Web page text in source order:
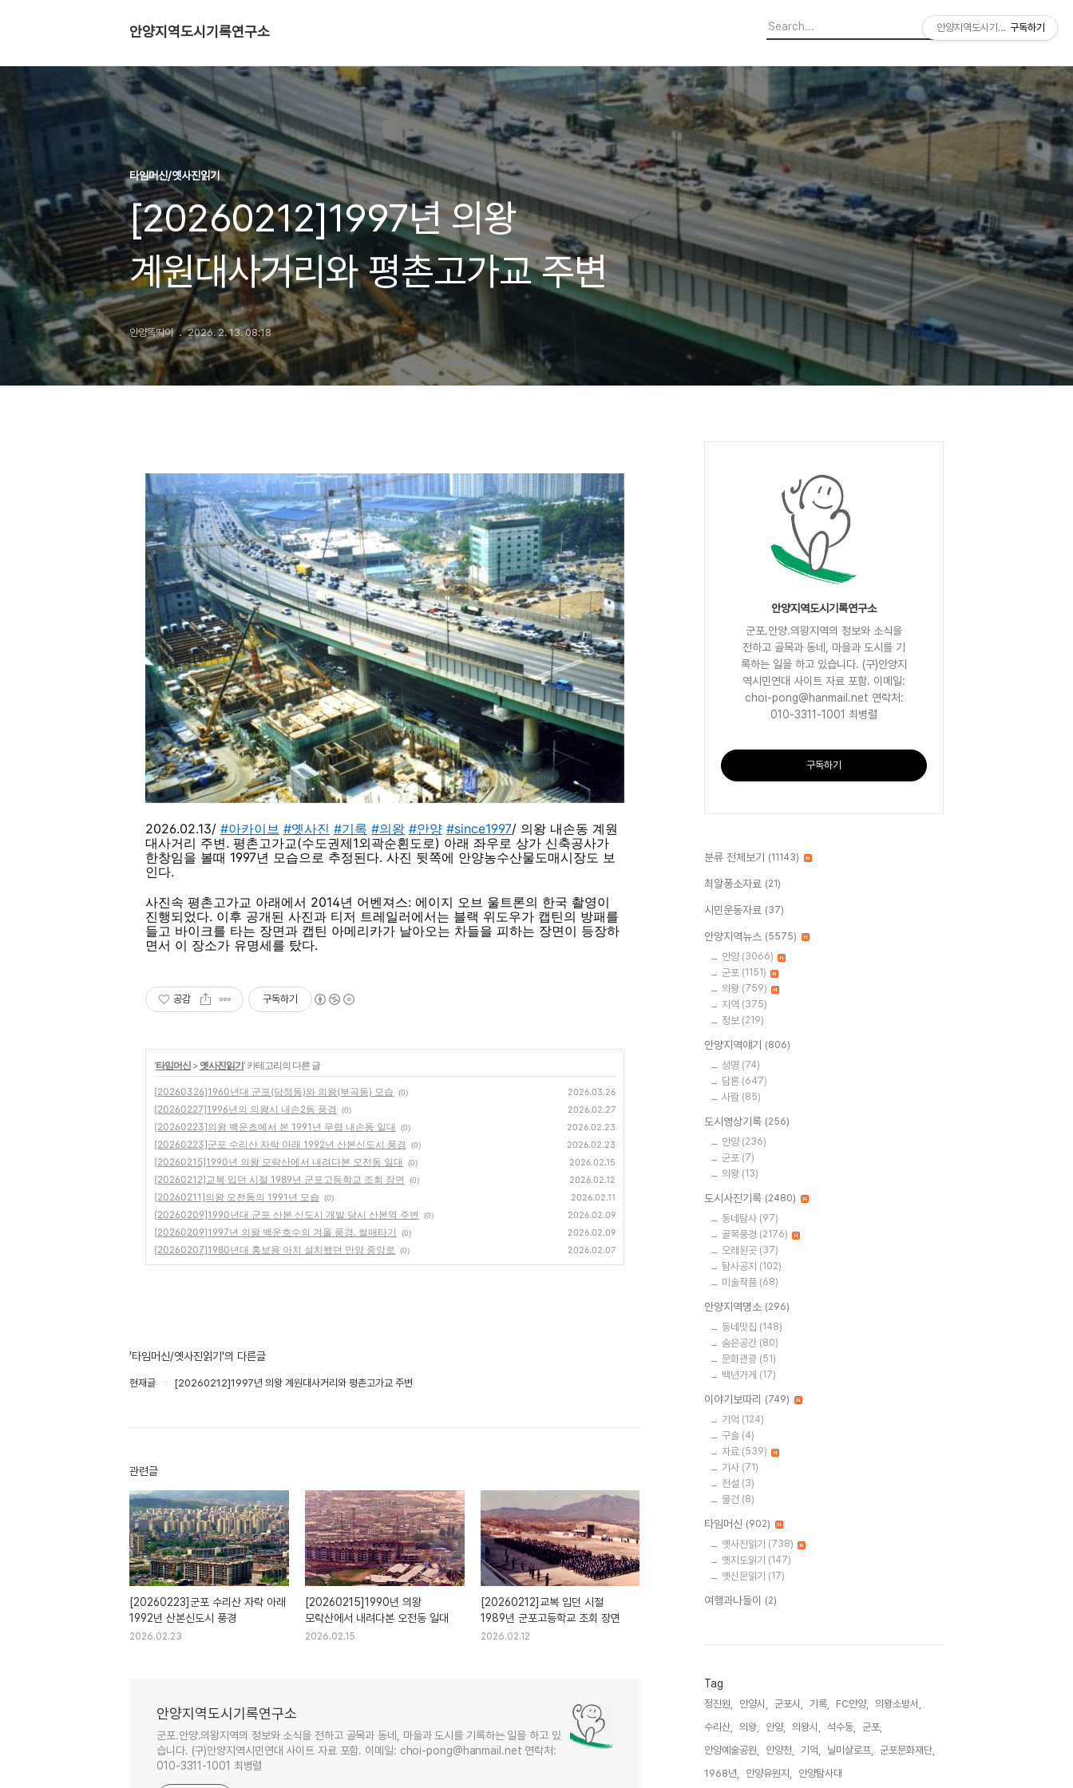
안양지역도시기록연구소
타임머신/옛사진읽기
[20260212]1997년 의왕
계원대사거리와 평촌고가교 주변
안양똑딱이 2026. 2. 13. 08:18
2026.02.13/ #아카이브 #옛사진 #기록 #의왕 #안양 #since1997/ 의왕 내손동 계원
대사거리 주변. 평촌고가교(수도권제1외곽순횐도로) 아래 좌우로 상가 신축공사가
한창임을 볼때 1997년 모습으로 추정된다. 사진 뒷쪽에 안양농수산물도매시장도 보
인다.
사진속 평촌고가교 아래에서 2014년 어벤져스: 에이지 오브 울트론의 한국 촬영이
진행되었다. 이후 공개된 사진과 티저 트레일러에서는 블랙 위도우가 캡틴의 방패를
들고 바이크를 타는 장면과 캡틴 아메리카가 날아오는 차들을 피하는 장면이 등장하
면서 이 장소가 유명세를 탔다.
공감 구독하기
'타임머신 > 옛사진읽기' 카테고리의 다른 글
[20260326]1960년대 군포(당정동)와 의왕(부곡동) 모습 (0) 2026.03.26
[20260227]1996년의 의왕시 내손2동 풍경 (0) 2026.02.27
[20260223]의왕 백운초에서 본 1991년 무렵 내손동 일대 (0) 2026.02.23
[20260223]군포 수리산 자락 아래 1992년 산본신도시 풍경 (0) 2026.02.23
[20260215]1990년 의왕 모락산에서 내려다본 오전동 일대 (0) 2026.02.15
[20260212]교복 입던 시절 1989년 군포고등학교 조회 장면 (0) 2026.02.12
[20260211]의왕 오전동의 1991년 모습 (0) 2026.02.11
[20260209]1990년대 군포 산본 신도시 개발 당시 산본역 주변 (0) 2026.02.09
[20260209]1997년 의왕 백운호수의 겨울 풍경. 썰매타기 (0) 2026.02.09
[20260207]1980년대 홍보용 아치 설치됐던 안양 중앙로 (0) 2026.02.07
'타임머신/옛사진읽기'의 다른글
현재글 [20260212]1997년 의왕 계원대사거리와 평촌고가교 주변
관련글
[20260223]군포 수리산 자락 아래
1992년 산본신도시 풍경
2026.02.23
[20260215]1990년 의왕
모락산에서 내려다본 오전동 일대
2026.02.15
[20260212]교복 입던 시절
1989년 군포고등학교 조회 장면
2026.02.12
안양지역도시기록연구소
군포.안양.의왕지역의 정보와 소식을 전하고 골목과 동네, 마을과 도시를 기록하는 일을 하고 있
습니다. (구)안양지역시민연대 사이트 자료 포함. 이메일: choi-pong@hanmail.net 연락처:
010-3311-1001 최병렬
안양지역도시기록연구소
군포.안양.의왕지역의 정보와 소식을
전하고 골목과 동네, 마을과 도시를 기
록하는 일을 하고 있습니다. (구)안양지
역시민연대 사이트 자료 포함. 이메일:
choi-pong@hanmail.net 연락처:
010-3311-1001 최병렬
구독하기
분류 전체보기 (11143)
최알퐁소자료 (21)
시민운동자료 (37)
안양지역뉴스 (5575)
안양 (3066)
군포 (1151)
의왕 (759)
지역 (375)
정보 (219)
안양지역얘기 (806)
성명 (74)
담론 (647)
사람 (85)
도시영상기록 (256)
안양 (236)
군포 (7)
의왕 (13)
도시사진기록 (2480)
동네탐사 (97)
골목풍경 (2176)
오래된곳 (37)
탐사공지 (102)
미술작품 (68)
안양지역명소 (296)
동네맛집 (148)
숨은공간 (80)
문화관광 (51)
백년가게 (17)
이야기보따리 (749)
기억 (124)
구술 (4)
자료 (539)
기사 (71)
전설 (3)
물건 (8)
타임머신 (902)
옛사진읽기 (738)
옛지도읽기 (147)
옛신문읽기 (17)
여행과나들이 (2)
Tag
정진원, 안양시, 군포시, 기록, FC안양,
의왕소방서,
수리산,
의왕, 안양, 의왕시, 석수동,
군포,
안양예술공원,
안양천, 기억, 닐미샬로프,
군포문화재단,
1968년,
안양유원지, 안양탐사대,
안양지역도시기록연구소
구독하기